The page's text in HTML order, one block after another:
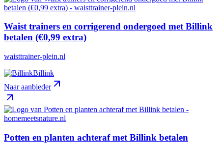
Waist trainers en corrigerend ondergoed met Billink
betalen (€0,99 extra)
waisttrainer-plein.nl
Billink
Naar aanbieder
Potten en planten achteraf met Billink betalen